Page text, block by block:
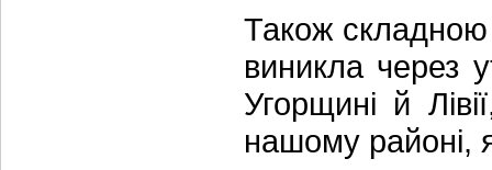
Також складною
виникла через
Угорщині й
нашому районі,